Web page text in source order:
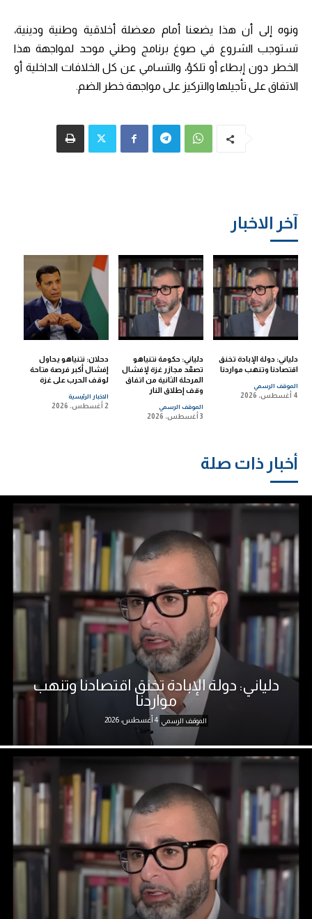
آخر الاخبار
دلياني: دولة الإبادة تخنق
اقتصادنا وتنهب مواردنا
الموقف الرسمي
4 أغسطس، 2026
دلياني: حكومة نتنياهو
تصعّد مجازر غزة لإفشال
المرحلة الثانية من اتفاق
وقف إطلاق النار
الموقف الرسمي
3 أغسطس، 2026
دحلان: نتنياهو يحاول
إفشال أكبر فرصة متاحة
لوقف الحرب على غزة
الاخبار الرئيسية
2 أغسطس، 2026
ونوه إلى أن هذا يضعنا أمام معضلة أخلاقية وطنية ودينية،
تستوجب الشروع في صوغ برنامج وطني موحد لمواجهة هذا
الخطر دون إبطاء أو تلكؤ، والتسامي عن كل الخلافات الداخلية أو
الاتفاق على تأجيلها والتركيز على مواجهة خطر الضم.
أخبار ذات صلة
دلياني: دولة الإبادة تخنق اقتصادنا وتنهب
مواردنا
الموقف الرسمي 4 أغسطس، 2026